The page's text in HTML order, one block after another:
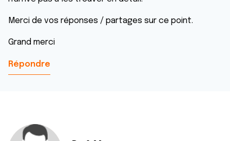
Merci de vos réponses / partages sur ce point.
Grand merci
Répondre